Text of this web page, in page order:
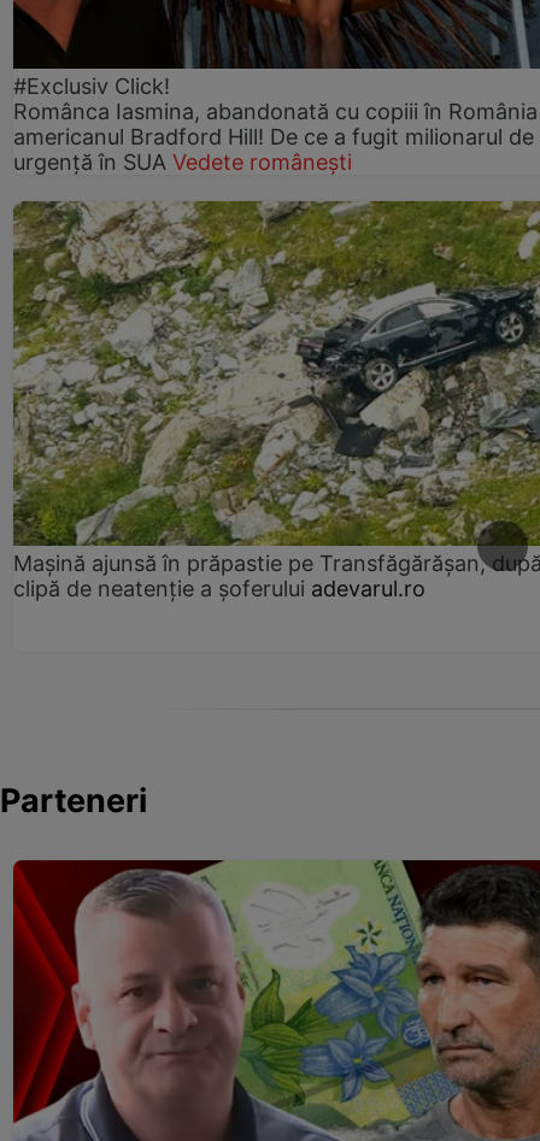
#Exclusiv Click!
Românca Iasmina, abandonată cu copiii în
americanul Bradford Hill! De ce a fugit milionarul de
urgență în SUA Vedete românești
Mașină ajunsă în prăpastie pe Transfăgărășan,
clipă de neatenție a șoferului adevarul.ro
Parteneri